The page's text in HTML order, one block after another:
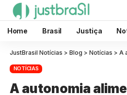
Home Brasil Justiça
JustBrasil Notícias > Blog > Notícias > A
NOTÍCIAS
A autonomia